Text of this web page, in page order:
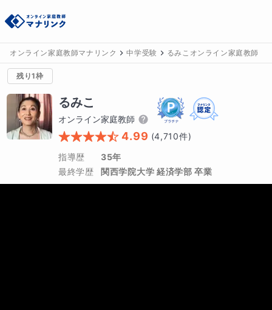
オンライン家庭教師マナリンク 中学受験 るみこオンライン家庭教師
残り1枠
るみこ
オンライン家庭教師
4.99 (4,710件)
指導歴
35年
最終学歴
関西学院大学 経済学部 卒業